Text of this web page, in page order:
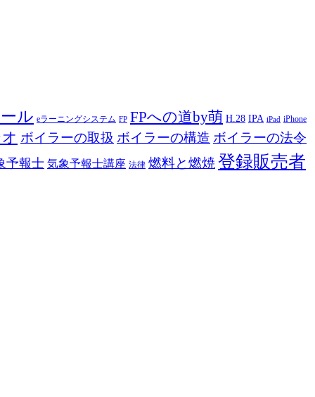
ル eラーニングシステム FP FPへの道by萌 H.28 IPA iPad iPhone
ボイラーの取扱 ボイラーの構造 ボイラーの法令
予報士 気象予報士講座 法律 燃料と燃焼 登録販売者